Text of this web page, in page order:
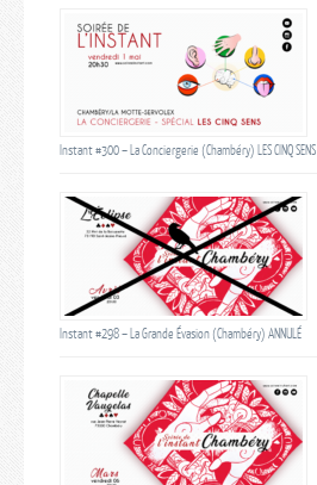
Instant #300 – La Conciergerie (Chambéry) LES CINQ SENS
Instant #298 – La Grande Évasion (Chambéry) ANNULÉ